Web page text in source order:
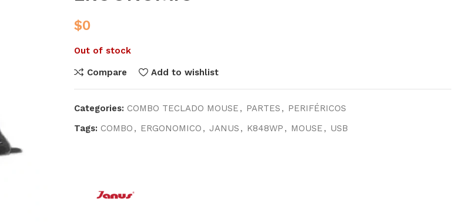
$0
Out of stock
Compare Add to wishlist
Categories: COMBO TECLADO MOUSE , PARTES , PERIFÉRICOS
Tags: COMBO , ERGONOMICO , JANUS , K848WP , MOUSE , USB